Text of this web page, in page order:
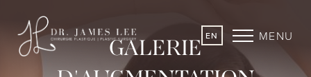
EN MENU
GALERIE